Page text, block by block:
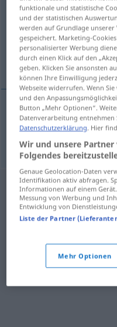
Übersicht aller
(Für mehr Details die
warnen
warnen varovat
funktionale und statistische
und der statistischen
werden auf Grundlage
gespeichert. Marketing-
personalisierter Werbung
durch einen Klick auf den
geben. Klicken Sie ansonsten
können Ihre Einwilligung
Webseite widerrufen. Wenn
und den
Button „Mehr Optionen“.
Datenverarbeitung entnehmen
Datenschutzerklärung . Hier
Wir und unsere
Folgendes
Genaue Geolocation-Daten
Identifikation aktiv abfragen.
Informationen auf einem
Messung von Werbung und
Entwicklung von
Liste der Partner
Mehr Optionen